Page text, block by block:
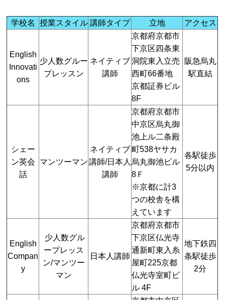
学校名 授業スタイル 講師タイプ 立地 アクセス
English
Innovati
ons
少人数グルー
プレッスン
ネイティブ
講師
京都府京都市
下京区四条東
洞院東入立売
西町66番地
京都証券ビル
8F
阪急烏丸
駅直結
シェー
ン英会
話
マンツーマン
ネイティブ
講師/日本人
講師
京都府京都市
中京区烏丸御
池上ル二条殿
町538ヤサカ
烏丸御池ビル
8Ｆ
※京都に計3
つの校舎を構
えています
各駅徒歩
5分以内
English
Compan
y
少人数グル
ープレッス
ン/マンツー
マン
日本人講師
京都府京都市
下京区仏光寺
通新町東入糸
屋町225京都
仏光寺室町ビ
ル 4F
地下鉄四
条駅徒歩
2分